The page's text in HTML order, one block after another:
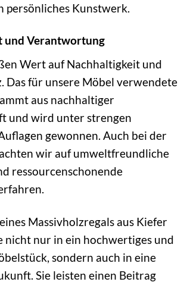
persönliches Kunstwerk.
und Verantwortung
Wert auf Nachhaltigkeit und
Das für unsere Möbel verwendete
aus nachhaltiger
und wird unter strengen
gewonnen. Auch bei der
wir auf umweltfreundliche
ressourcenschonende
Massivholzregals aus Kiefer
nicht nur in ein hochwertiges und
sondern auch in eine
Sie leisten einen Beitrag